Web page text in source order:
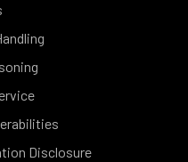
Disclosure